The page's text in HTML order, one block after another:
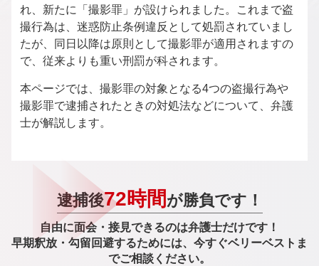
れ、新たに「撮影罪」が設けられました。これまで盗
撮行為は、迷惑防止条例違反として処罰されていまし
たが、同日以降は原則として撮影罪が適用されますの
で、従来よりも重い刑罰が科されます。
本ページでは、撮影罪の対象となる4つの盗撮行為や
撮影罪で逮捕されたときの対処法などについて、弁護
士が解説します。
逮捕後72時間 が勝負です！
自由に面会・接見できるのは弁護士だけです！
早期釈放・勾留回避するためには、今すぐベリーベストま
でご相談ください。